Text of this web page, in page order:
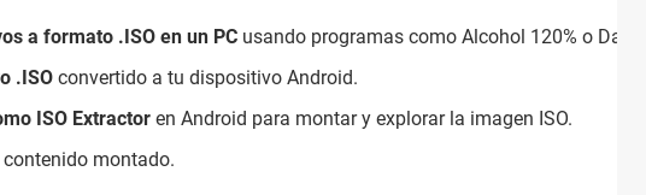
a formato .ISO en un PC usando programas como Alcohol 120% o
.ISO convertido a tu dispositivo Android.
ISO Extractor en Android para montar y explorar la imagen ISO.
contenido montado.